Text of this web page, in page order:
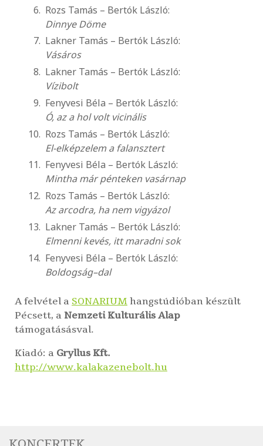
Rozs Tamás – Bertók László:
Dinnye Döme
Lakner Tamás – Bertók László:
Vásáros
Lakner Tamás – Bertók László:
Vízibolt
Fenyvesi Béla – Bertók László:
Ó, az a hol volt vicinális
Rozs Tamás – Bertók László:
El-elképzelem a falansztert
Fenyvesi Béla – Bertók László:
Mintha már pénteken vasárnap
Rozs Tamás – Bertók László:
Az arcodra, ha nem vigyázol
Lakner Tamás – Bertók László:
Elmenni kevés, itt maradni sok
Fenyvesi Béla – Bertók László:
Boldogság–dal
A felvétel aSONARIUMhangstúdióban készült
Pécsett, aNemzeti Kulturális Alap
támogatásásval.
Kiadó: a Gryllus Kft.
http://www.kalakazenebolt.hu